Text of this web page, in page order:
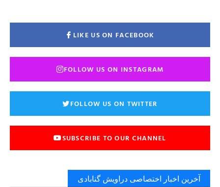
LIKE US ON FACEBOOK
FOLLOW US ON INSTAGRAM
FOLLOW US ON TWITTER
SUBSCRIBE TO OUR CHANNEL
آخرین اخبار اختصاصی دراویش گنابادی